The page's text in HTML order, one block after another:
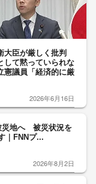
大臣が厳しく批判
して黙っていられな
議員「経済的に厳
2026年6月16日
災地へ 被災状況を
｜FNNプ...
2026年8月2日